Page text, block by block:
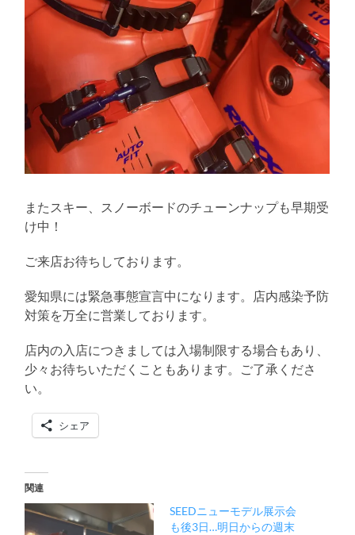
またスキー、スノーボードのチューンナップも早期受
け中！
ご来店お待ちしております。
愛知県には緊急事態宣言中になります。店内感染予防
対策を万全に営業しております。
店内の入店につきましては入場制限する場合もあり、
少々お待ちいただくこともあります。ご了承くださ
い。
シェア
関連
SEEDニューモデル展示会
も後3日…明日からの週末